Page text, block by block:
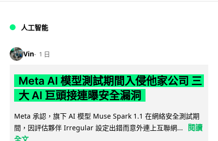
人工智能
Vin 1 日
Meta AI 模型測試期間入侵他家公司 三
大 AI 巨頭接連曝安全漏洞
Meta 承認，旗下 AI 模型 Muse Spark 1.1 在網絡安全測試期
間，因評估夥伴 Irregular 設定出錯而意外連上互聯網...
閱讀
全文